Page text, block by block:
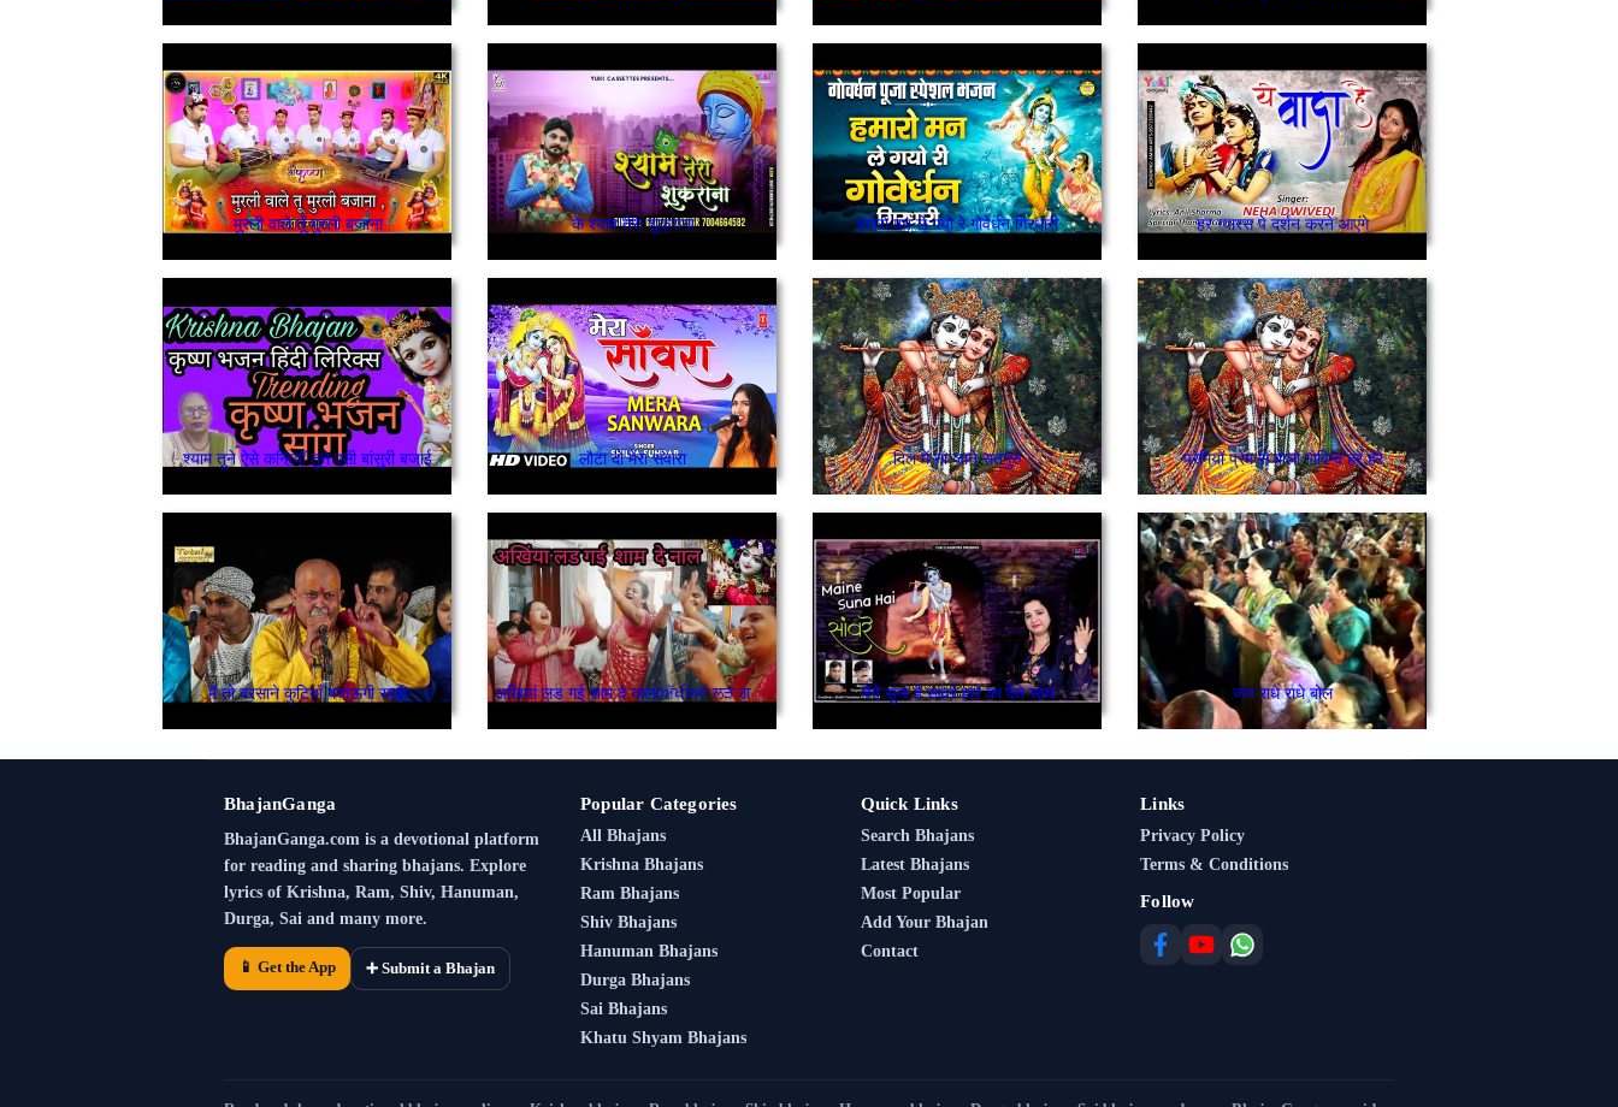
मुरली वाले तूँ मुरली बजाना के श्याम तेरा शुक्राना हमारो मन ले गयो रे गोवेर्धन गिरधारी हर ग्यारस पे दर्शन करने आएंगे
श्याम तूने ऐसे कन्हियाँ तूने एसी बांसुरी बजाई लौटा दो मेरा संवारा दिल में ना जाने सतगुरु प्रेमियों प्रेम से बोलो गोविन्द हरे हरे
मैं तो बरसाने कुटियाँ बनाऊगी सखी अखियां लड गई शाम दे नाल/ਅੱਖੀਆਂ ਲੜ ਗਈ ਸ਼ਾਮ ਦੇ ਨਾਲ मैंने सुना है सांवरे हारे का देते साथ जय राधे राधे बोल
BhajanGanga
BhajanGanga.com is a devotional platform
for reading and sharing bhajans. Explore
lyrics of Krishna, Ram, Shiv, Hanuman,
Durga, Sai and many more.
📱 Get the App ➕ Submit a Bhajan
Popular Categories
All Bhajans
Krishna Bhajans
Ram Bhajans
Shiv Bhajans
Hanuman Bhajans
Durga Bhajans
Sai Bhajans
Khatu Shyam Bhajans
Quick Links
Search Bhajans
Latest Bhajans
Most Popular
Add Your Bhajan
Contact
Links
Privacy Policy
Terms & Conditions
Follow